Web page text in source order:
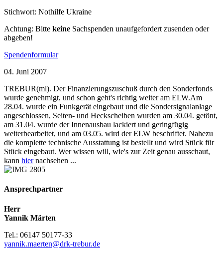
Stichwort: Nothilfe Ukraine
Achtung: Bitte keine Sachspenden unaufgefordert zusenden oder
abgeben!
Spendenformular
04. Juni 2007
TREBUR(ml). Der Finanzierungszuschuß durch den Sonderfonds
wurde genehmigt, und schon geht's richtig weiter am ELW.Am
28.04. wurde ein Funkgerät eingebaut und die Sondersignalanlage
angeschlossen, Seiten- und Heckscheiben wurden am 30.04. getönt,
am 31.04. wurde der Innenausbau lackiert und geringfügig
weiterbearbeitet, und am 03.05. wird der ELW beschriftet. Nahezu
die komplette technische Ausstattung ist bestellt und wird Stück für
Stück eingebaut. Wer wissen will, wie's zur Zeit genau ausschaut,
kann hiernachsehen ...
Ansprechpartner
Herr
Yannik Märten
Tel.: 06147 50177-33
yannik.maerten@drk-trebur.de